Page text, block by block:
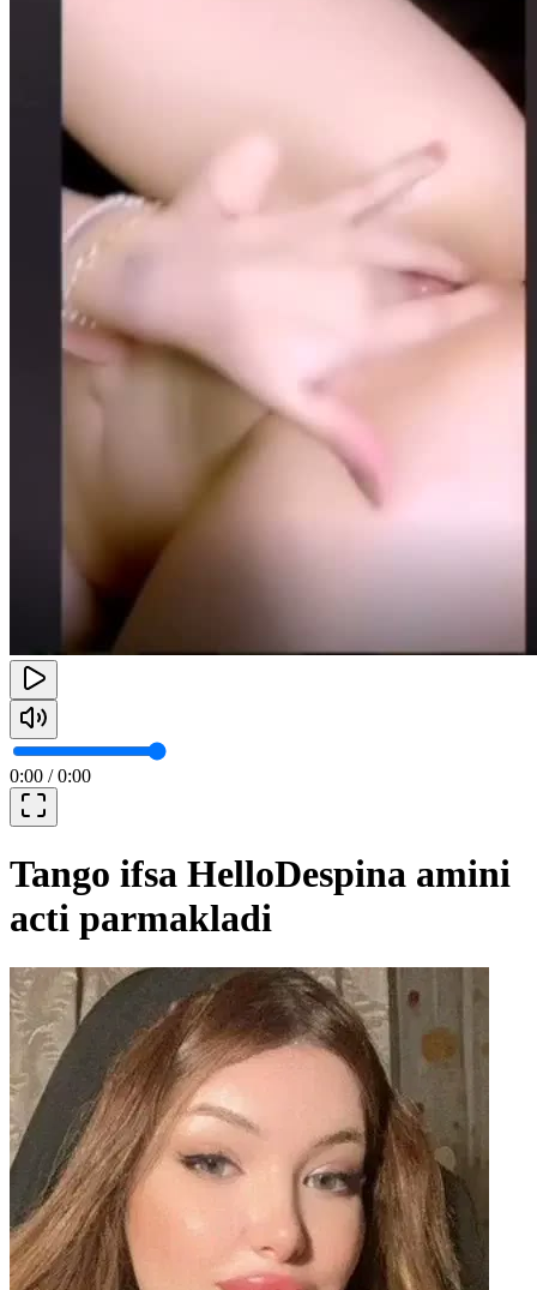
0:00 /0:00
Tango ifsa HelloDespina amini
acti parmakladi